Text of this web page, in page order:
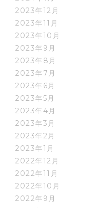
2023年12月
2023年11月
2023年10月
2023年9月
2023年8月
2023年7月
2023年6月
2023年5月
2023年4月
2023年3月
2023年2月
2023年1月
2022年12月
2022年11月
2022年10月
2022年9月